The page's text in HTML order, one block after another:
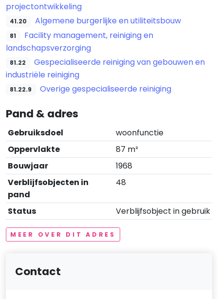
projectontwikkeling
41.20 Algemene burgerlijke en utiliteitsbouw
81
Facility management, reiniging en
landschapsverzorging
81.22
Gespecialiseerde reiniging van gebouwen en
industriële reiniging
81.22.9 Overige gespecialiseerde reiniging
Pand & adres
Gebruiksdoel
woonfunctie
Oppervlakte
87 m²
Bouwjaar
1968
Verblijfsobjecten in
pand
48
Status Verblijfsobject in gebruik
MEER OVER DIT ADRES
Contact